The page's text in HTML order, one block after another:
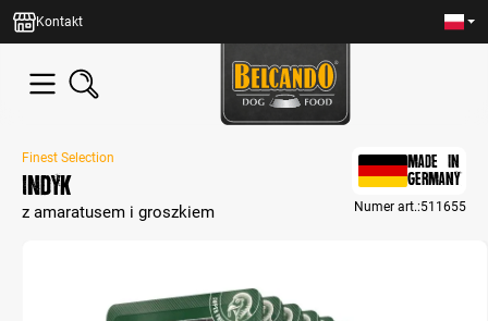
zawartości
Kontakt
Finest Selection
Indyk
z amaratusem i groszkiem
MADE IN
GERMANY
Numer art.:511655